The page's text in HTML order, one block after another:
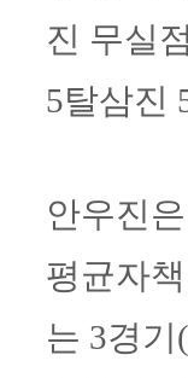
진 무실
5탈삼진
안우진
평균자
는 3경